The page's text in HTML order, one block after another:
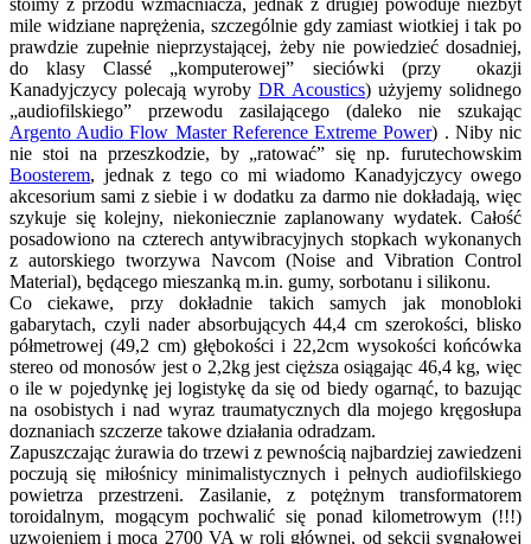
stoimy z przodu wzmacniacza, jednak z drugiej powoduje niezbyt
mile widziane naprężenia, szczególnie gdy zamiast wiotkiej i tak po
prawdzie zupełnie nieprzystającej, żeby nie powiedzieć dosadniej,
do klasy Classé „komputerowej” sieciówki (przy okazji
Kanadyjczycy polecają wyroby DR Acoustics) użyjemy solidnego
„audiofilskiego” przewodu zasilającego (daleko nie szukając
Argento Audio Flow Master Reference Extreme Power) . Niby nic
nie stoi na przeszkodzie, by „ratować” się np. furutechowskim
Boosterem, jednak z tego co mi wiadomo Kanadyjczycy owego
akcesorium sami z siebie i w dodatku za darmo nie dokładają, więc
szykuje się kolejny, niekoniecznie zaplanowany wydatek. Całość
posadowiono na czterech antywibracyjnych stopkach wykonanych
z autorskiego tworzywa Navcom (Noise and Vibration Control
Material), będącego mieszanką m.in. gumy, sorbotanu i silikonu.
Co ciekawe, przy dokładnie takich samych jak monobloki
gabarytach, czyli nader absorbujących 44,4 cm szerokości, blisko
półmetrowej (49,2 cm) głębokości i 22,2cm wysokości końcówka
stereo od monosów jest o 2,2kg jest cięższa osiągając 46,4 kg, więc
o ile w pojedynkę jej logistykę da się od biedy ogarnąć, to bazując
na osobistych i nad wyraz traumatycznych dla mojego kręgosłupa
doznaniach szczerze takowe działania odradzam.
Zapuszczając żurawia do trzewi z pewnością najbardziej zawiedzeni
poczują się miłośnicy minimalistycznych i pełnych audiofilskiego
powietrza przestrzeni. Zasilanie, z potężnym transformatorem
toroidalnym, mogącym pochwalić się ponad kilometrowym (!!!)
uzwojeniem i mocą 2700 VA w roli głównej, od sekcji sygnałowej